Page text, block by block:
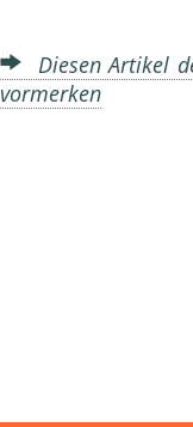
Diesen Artikel
vormerken